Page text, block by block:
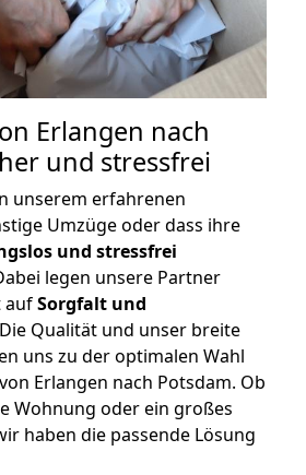
Erlangen nach
und stressfrei
unserem erfahrenen
Umzüge oder dass ihre
und stressfrei
legen unsere Partner
aufSorgfalt und
Die Qualität und unser breite
uns zu der optimalen Wahl
Erlangen nach Potsdam. Ob
Wohnung oder ein großes
haben die passende Lösung